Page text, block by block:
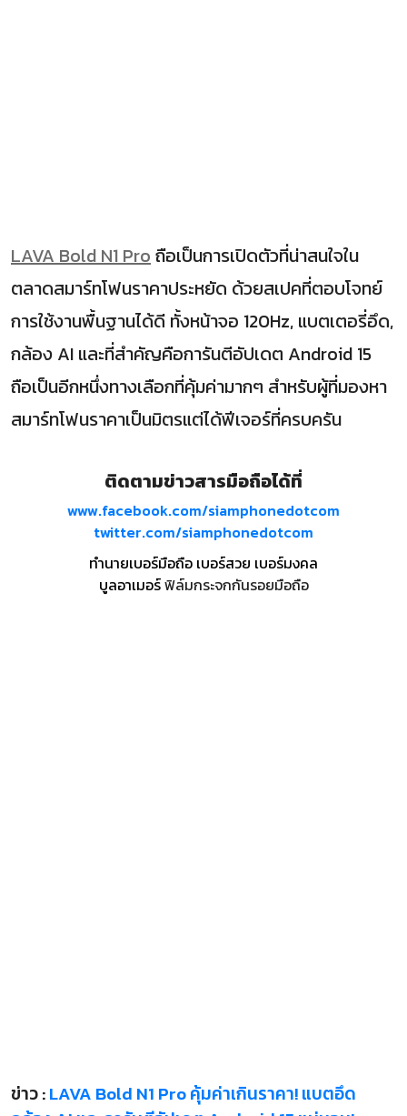
LAVA Bold N1 Pro ถือเป็นการเปิดตัวที่น่าสนใจใน
ตลาดสมาร์ทโฟนราคาประหยัด ด้วยสเปคที่ตอบโจทย์
การใช้งานพื้นฐานได้ดี ทั้งหน้าจอ 120Hz, แบตเตอรี่อึด,
กล้อง AI และที่สำคัญคือการันตีอัปเดต Android 15
ถือเป็นอีกหนึ่งทางเลือกที่คุ้มค่ามากๆ สำหรับผู้ที่มองหา
สมาร์ทโฟนราคาเป็นมิตรแต่ได้ฟีเจอร์ที่ครบครัน
ติดตามข่าวสารมือถือได้ที่
www.facebook.com/siamphonedotcom
twitter.com/siamphonedotcom
ทำนายเบอร์มือถือ เบอร์สวย เบอร์มงคล
บูลอาเมอร์ฟิล์มกระจกกันรอยมือถือ
ข่าว :LAVA Bold N1 Pro คุ้มค่าเกินราคา! แบตอึด